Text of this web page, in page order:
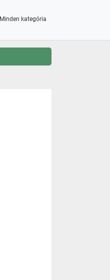
Minden kategória